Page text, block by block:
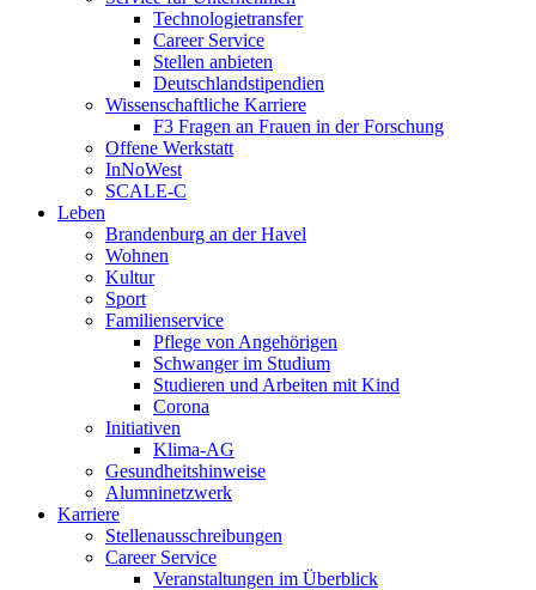
Technologietransfer
Career Service
Stellen anbieten
Deutschlandstipendien
Wissenschaftliche Karriere
F3 Fragen an Frauen in der Forschung
Offene Werkstatt
InNoWest
SCALE-C
Leben
Brandenburg an der Havel
Wohnen
Kultur
Sport
Familienservice
Pflege von Angehörigen
Schwanger im Studium
Studieren und Arbeiten mit Kind
Corona
Initiativen
Klima-AG
Gesundheitshinweise
Alumninetzwerk
Karriere
Stellenausschreibungen
Career Service
Veranstaltungen im Überblick